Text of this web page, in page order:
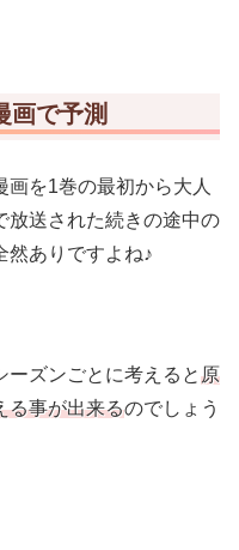
画で予測
を1巻の最初から大人
放送された続きの途中の
然ありですよね♪
ーズンごとに考えると原
る事が出来るのでしょう